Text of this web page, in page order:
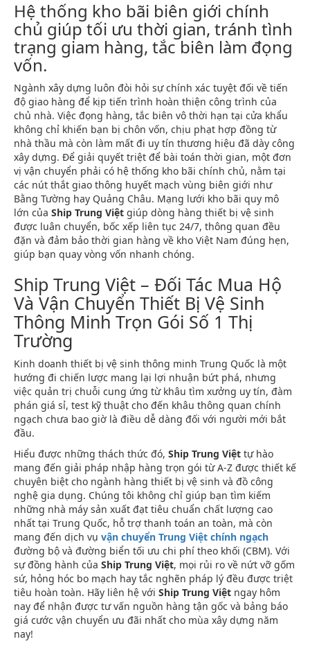
Hệ thống kho bãi biên giới chính
chủ giúp tối ưu thời gian, tránh tình
trạng giam hàng, tắc biên làm đọng
vốn.
Ngành xây dựng luôn đòi hỏi sự chính xác tuyệt đối về tiến
độ giao hàng để kịp tiến trình hoàn thiện công trình của
chủ nhà. Việc đọng hàng, tắc biên vô thời hạn tại cửa khẩu
không chỉ khiến bạn bị chôn vốn, chịu phạt hợp đồng từ
nhà thầu mà còn làm mất đi uy tín thương hiệu đã dày công
xây dựng. Để giải quyết triệt để bài toán thời gian, một đơn
vị vận chuyển phải có hệ thống kho bãi chính chủ, nằm tại
các nút thắt giao thông huyết mạch vùng biên giới như
Bằng Tường hay Quảng Châu. Mạng lưới kho bãi quy mô
lớn của Ship Trung Việt giúp dòng hàng thiết bị vệ sinh
được luân chuyển, bốc xếp liên tục 24/7, thông quan đều
đặn và đảm bảo thời gian hàng về kho Việt Nam đúng hẹn,
giúp bạn quay vòng vốn nhanh chóng.
Ship Trung Việt – Đối Tác Mua Hộ
Và Vận Chuyển Thiết Bị Vệ Sinh
Thông Minh Trọn Gói Số 1 Thị
Trường
Kinh doanh thiết bị vệ sinh thông minh Trung Quốc là một
hướng đi chiến lược mang lại lợi nhuận bứt phá, nhưng
việc quản trị chuỗi cung ứng từ khâu tìm xưởng uy tín, đàm
phán giá sỉ, test kỹ thuật cho đến khâu thông quan chính
ngạch chưa bao giờ là điều dễ dàng đối với người mới bắt
đầu.
Hiểu được những thách thức đó, Ship Trung Việt tự hào
mang đến giải pháp nhập hàng trọn gói từ A-Z được thiết kế
chuyên biệt cho ngành hàng thiết bị vệ sinh và đồ công
nghệ gia dụng. Chúng tôi không chỉ giúp bạn tìm kiếm
những nhà máy sản xuất đạt tiêu chuẩn chất lượng cao
nhất tại Trung Quốc, hỗ trợ thanh toán an toàn, mà còn
mang đến dịch vụ vận chuyển Trung Việt chính ngạch
đường bộ và đường biển tối ưu chi phí theo khối (CBM). Với
sự đồng hành của Ship Trung Việt, mọi rủi ro về nứt vỡ gốm
sứ, hỏng hóc bo mạch hay tắc nghẽn pháp lý đều được triệt
tiêu hoàn toàn. Hãy liên hệ với Ship Trung Việt ngay hôm
nay để nhận được tư vấn nguồn hàng tận gốc và bảng báo
giá cước vận chuyển ưu đãi nhất cho mùa xây dựng năm
nay!